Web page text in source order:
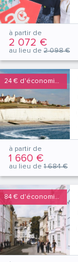
à partir de
2 072 €
au lieu de 2 098 €
24 € d'économies
à partir de
1 660 €
au lieu de 1 684 €
84 € d'économies